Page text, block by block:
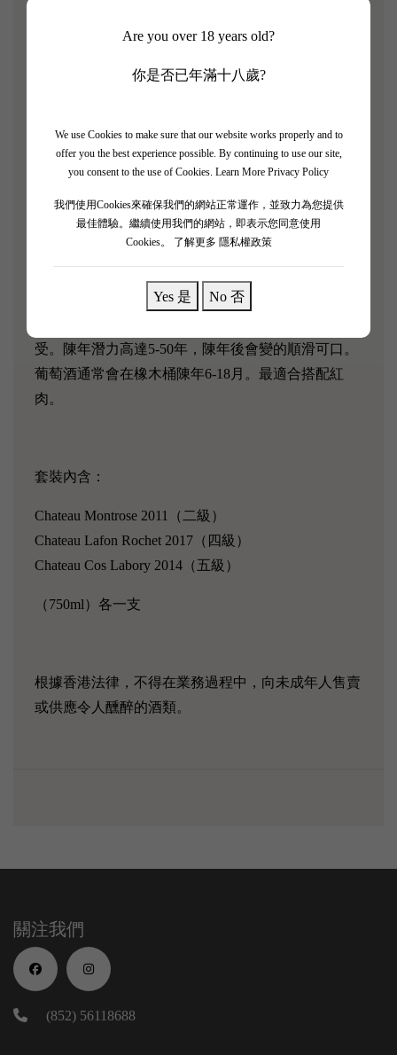
Are you over 18 years old?
你是否已年滿十八歲?
We use Cookies to make sure that our website works properly and to
offer you the best experience possible. By continuing to use our site,
you consent to the use of Cookies. Learn More Privacy Policy
我們使用Cookies來確保我們的網站正常運作，並致力為您提供
最佳體驗。繼續使用我們的網站，即表示您同意使用
Cookies。
了解更多 隱私權政策
Yes 是 No 否
Saint-Estèphe（ 聖愛斯臺夫）是波爾多Haut-
Cabernet Sauvignon 及 Merlot 爲主，亦種植少量
土壤相當多元化，以黏土、礫石及石灰岩爲主。由於
當地氣候涼爽，土壤有較高的排水性，葡萄需要較長
在Saint-Estèphe釀造的葡萄酒顔色較深、酸度高、酒
體豐厚、單寧强勁，常伴有一絲泥土的香氣。是整個
稱“男人的酒”。不過今年來，許多酒莊將Merlot的混
受。陳年潛力高達5-50年，陳年後會變的順滑可口。
葡萄酒通常會在橡木桶陳年6-18月。最適合搭配紅
肉。
套裝內含：
Chateau Montrose 2011（二級）
Chateau Lafon Rochet 2017（四級）
Chateau Cos Labory 2014（五級）
（750ml）各一支
根據香港法律，不得在業務過程中，向未成年人售賣
或供應令人醺醉的酒類。
關注我們
(852) 56118688